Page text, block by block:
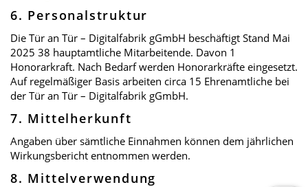
6. Personalstruktur
Die Tür an Tür – Digitalfabrik gGmbH beschäftigt Stand Mai
2025 38 hauptamtliche Mitarbeitende. Davon 1
Honorarkraft. Nach Bedarf werden Honorarkräfte eingesetzt.
Auf regelmäßiger Basis arbeiten circa 15 Ehrenamtliche bei
der Tür an Tür – Digitalfabrik gGmbH.
7. Mittelherkunft
Angaben über sämtliche Einnahmen können dem jährlichen
Wirkungsbericht entnommen werden.
8. Mittelverwendung